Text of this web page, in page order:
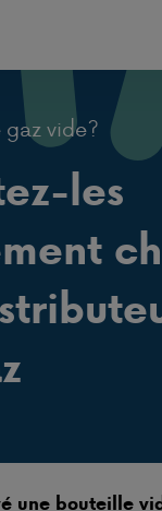
vide?
les
une bouteille